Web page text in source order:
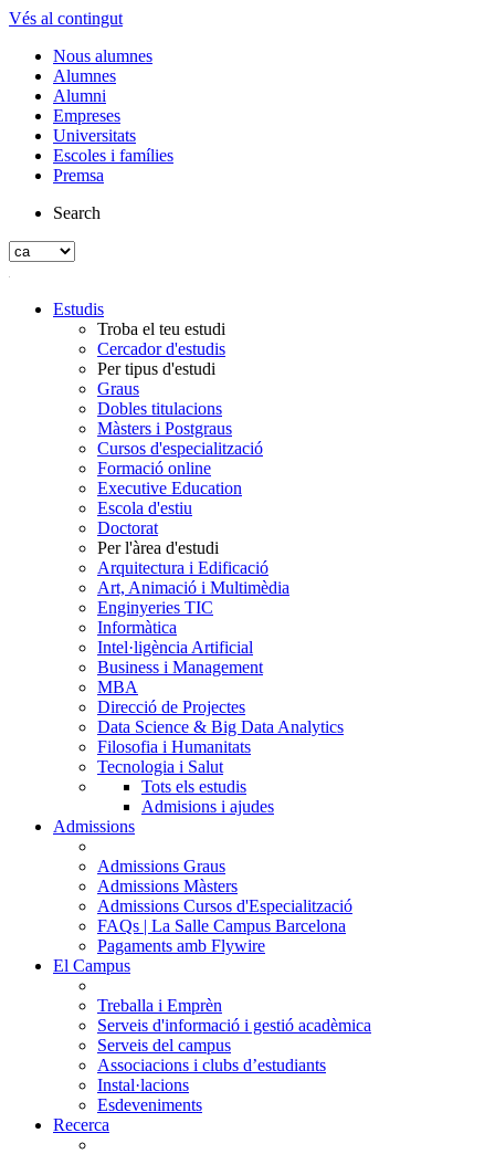
Vés al contingut
Nous alumnes
Alumnes
Alumni
Empreses
Universitats
Escoles i famílies
Premsa
Search
Estudis
Troba el teu estudi
Cercador d'estudis
Per tipus d'estudi
Graus
Dobles titulacions
Màsters i Postgraus
Cursos d'especialització
Formació online
Executive Education
Escola d'estiu
Doctorat
Per l'àrea d'estudi
Arquitectura i Edificació
Art, Animació i Multimèdia
Enginyeries TIC
Informàtica
Intel·ligència Artificial
Business i Management
MBA
Direcció de Projectes
Data Science & Big Data Analytics
Filosofia i Humanitats
Tecnologia i Salut
Tots els estudis
Admisions i ajudes
Admissions
Admissions Graus
Admissions Màsters
Admissions Cursos d'Especialització
FAQs | La Salle Campus Barcelona
Pagaments amb Flywire
El Campus
Treballa i Emprèn
Serveis d'informació i gestió acadèmica
Serveis del campus
Associacions i clubs d’estudiants
Instal·lacions
Esdeveniments
Recerca